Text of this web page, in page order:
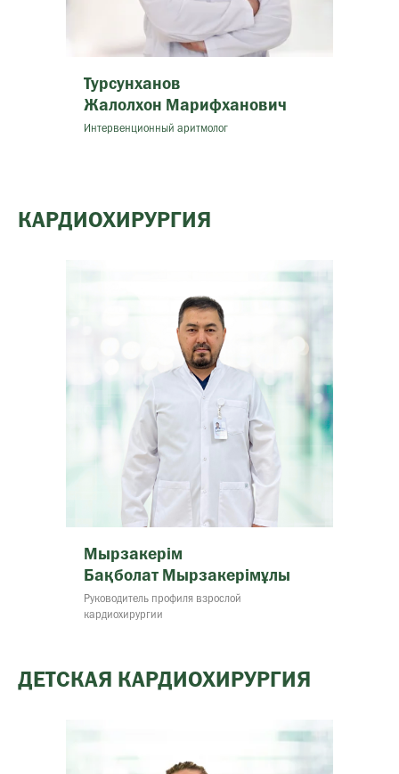
Турсунханов
Жалолхон Марифханович
Интервенционный аритмолог
КАРДИОХИРУРГИЯ
Мырзакерім
Бақболат Мырзакерімұлы
Руководитель профиля взрослой
кардиохирургии
ДЕТСКАЯ КАРДИОХИРУРГИЯ